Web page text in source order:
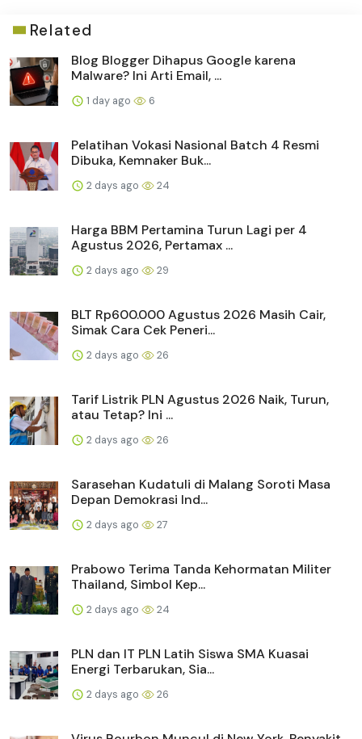
Related
Blog Blogger Dihapus Google karena
Malware? Ini Arti Email, ...
1 day ago 6
Pelatihan Vokasi Nasional Batch 4 Resmi
Dibuka, Kemnaker Buk...
2 days ago 24
Harga BBM Pertamina Turun Lagi per 4
Agustus 2026, Pertamax ...
2 days ago 29
BLT Rp600.000 Agustus 2026 Masih Cair,
Simak Cara Cek Peneri...
2 days ago 26
Tarif Listrik PLN Agustus 2026 Naik, Turun,
atau Tetap? Ini ...
2 days ago 26
Sarasehan Kudatuli di Malang Soroti Masa
Depan Demokrasi Ind...
2 days ago 27
Prabowo Terima Tanda Kehormatan Militer
Thailand, Simbol Kep...
2 days ago 24
PLN dan IT PLN Latih Siswa SMA Kuasai
Energi Terbarukan, Sia...
2 days ago 26